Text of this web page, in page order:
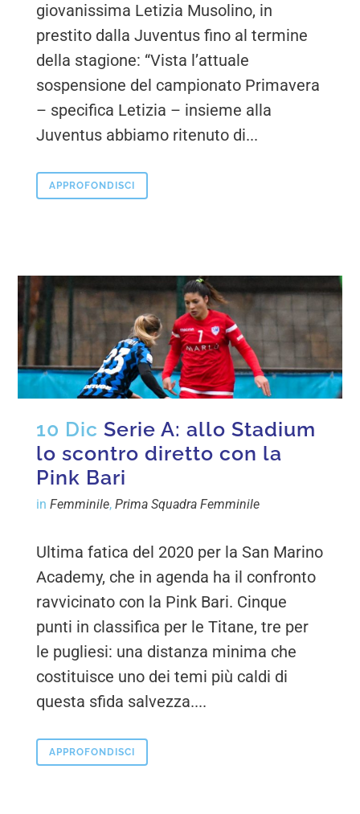
giovanissima Letizia Musolino, in
prestito dalla Juventus fino al termine
della stagione: “Vista l’attuale
sospensione del campionato Primavera
– specifica Letizia – insieme alla
Juventus abbiamo ritenuto di...
APPROFONDISCI
10 Dic Serie A: allo Stadium
lo scontro diretto con la
Pink Bari
inFemminile,Prima Squadra Femminile
Ultima fatica del 2020 per la San Marino
Academy, che in agenda ha il confronto
ravvicinato con la Pink Bari. Cinque
punti in classifica per le Titane, tre per
le pugliesi: una distanza minima che
costituisce uno dei temi più caldi di
questa sfida salvezza....
APPROFONDISCI